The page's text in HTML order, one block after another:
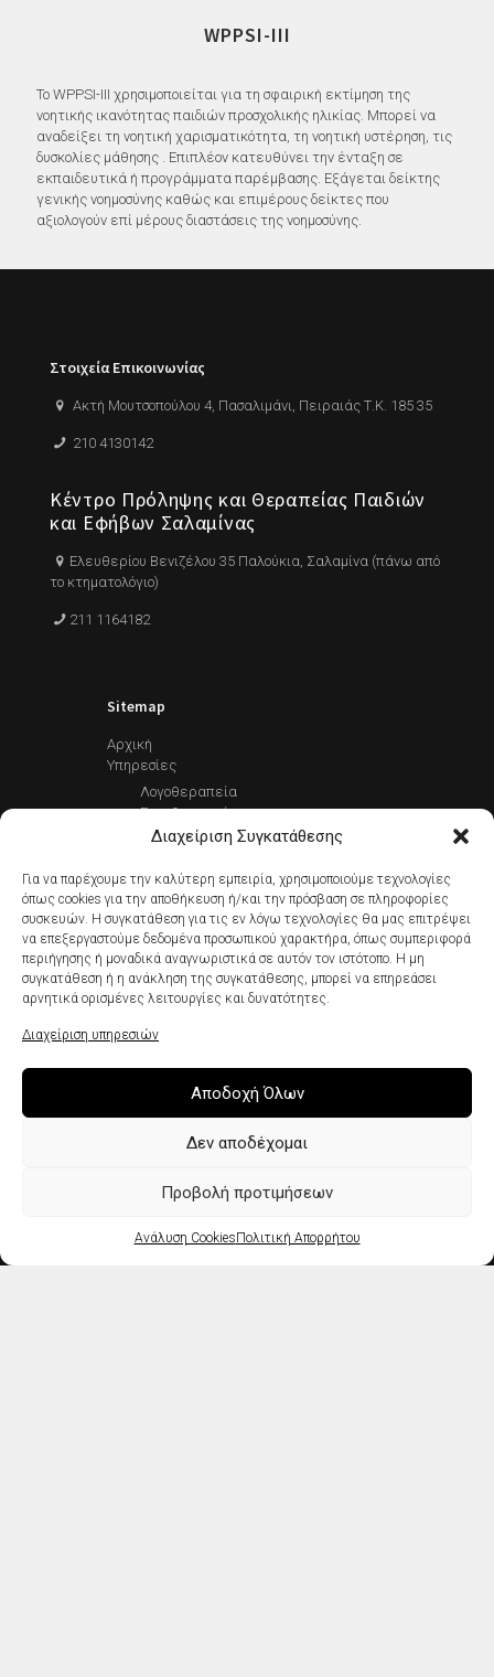
Διαχείριση Συγκατάθεσης
Για να παρέχουμε την καλύτερη εμπειρία, χρησιμοποιούμε τεχνολογίες
όπως cookies για την αποθήκευση ή/και την πρόσβαση σε πληροφορίες
συσκευών. Η συγκατάθεση για τις εν λόγω τεχνολογίες θα μας επιτρέψει
να επεξεργαστούμε δεδομένα προσωπικού χαρακτήρα, όπως συμπεριφορά
περιήγησης ή μοναδικά αναγνωριστικά σε αυτόν τον ιστότοπο. Η μη
συγκατάθεση ή η ανάκληση της συγκατάθεσης, μπορεί να επηρεάσει
αρνητικά ορισμένες λειτουργίες και δυνατότητες.
Διαχείριση υπηρεσιών
Αποδοχή Όλων
Δεν αποδέχομαι
Προβολή προτιμήσεων
Ανάλυση CookiesΠολιτική Απορρήτου
WPPSI-III
Το WPPSI-III χρησιμοποιείται για τη σφαιρική εκτίμηση της
νοητικής ικανότητας παιδιών προσχολικής ηλικίας. Μπορεί να
αναδείξει τη νοητική χαρισματικότητα, τη νοητική υστέρηση, τις
δυσκολίες μάθησης . Επιπλέον κατευθύνει την ένταξη σε
εκπαιδευτικά ή προγράμματα παρέμβασης. Εξάγεται δείκτης
γενικής νοημοσύνης καθώς και επιμέρους δείκτες που
αξιολογούν επί μέρους διαστάσεις της νοημοσύνης.
Στοιχεία Eπικοινωνίας
Ακτή Μουτσοπούλου 4, Πασαλιμάνι, Πειραιάς Τ.Κ. 185 35
210 4130142
Κέντρο Πρόληψης και Θεραπείας Παιδιών
και Εφήβων Σαλαμίνας
Ελευθερίου Βενιζέλου 35 Παλούκια, Σαλαμίνα (πάνω από
το κτηματολόγιο)
211 1164182
Sitemap
Αρχική
Υπηρεσίες
Λογοθεραπεία
Εργοθεραπεία
Φυσιοθεραπεία
Ρομποτική
Σχολική Μελέτη
Αξιολογητικά Εργαλεία
Contact
Πολιτική Απορρήτου
Ανάλυση Cookies
Κάντε κλικ στο κουμπί 'Συμφωνώ' για να
Ανάλυση Cookies